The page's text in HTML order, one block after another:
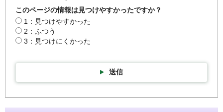
このページの情報は見つけやすかったですか？
1：見つけやすかった
2：ふつう
3：見つけにくかった
送信